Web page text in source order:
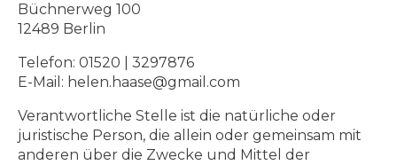
Büchnerweg 100
12489 Berlin
Telefon: 01520 | 3297876
E-Mail: helen.haase@gmail.com
Verantwortliche Stelle ist die natürliche oder
juristische Person, die allein oder gemeinsam mit
anderen über die Zwecke und Mittel der